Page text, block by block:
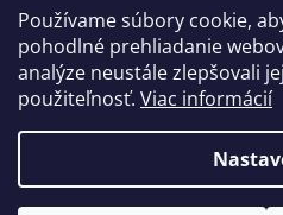
Používame súbory cookie,
pohodlné prehliadanie
analýze neustále zlepšovali
použiteľnosť. Viac informácií
Instagram